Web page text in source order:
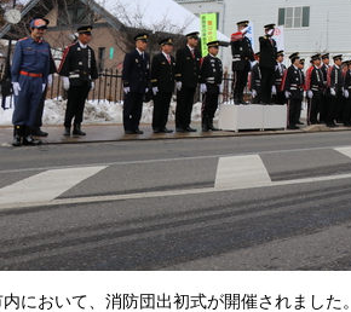
において、消防団出初式が開催されました。